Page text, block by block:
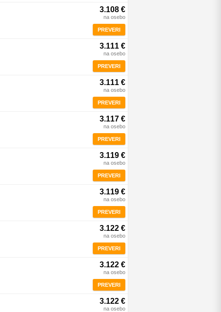
3.108 €
na osebo
PREVERI
3.111 €
na osebo
PREVERI
3.111 €
na osebo
PREVERI
3.117 €
na osebo
PREVERI
3.119 €
na osebo
PREVERI
3.119 €
na osebo
PREVERI
3.122 €
na osebo
PREVERI
3.122 €
na osebo
PREVERI
3.122 €
na osebo